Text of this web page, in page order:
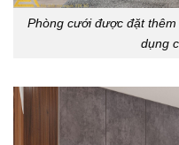
Phòng cưới được đặt
dụng